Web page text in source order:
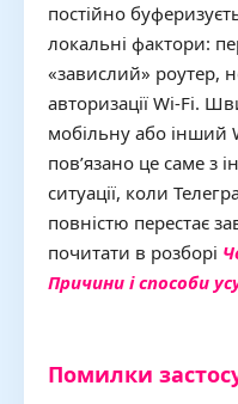
постійно
локальні фактори:
«завислий» роутер,
авторизації Wi-Fi.
мобільну або інший
пов’язано це саме з
ситуації, коли
повністю перестає
почитати в розборі
Причини і способи
Помилки